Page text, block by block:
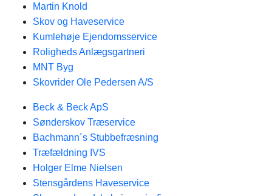
Martin Knold
Skov og Haveservice
Kumlehøje Ejendomsservice
Roligheds Anlægsgartneri
MNT Byg
Skovrider Ole Pedersen A/S
Beck & Beck ApS
Sønderskov Træservice
Bachmann´s Stubbefræsning
Træfældning IVS
Holger Elme Nielsen
Stensgårdens Haveservice